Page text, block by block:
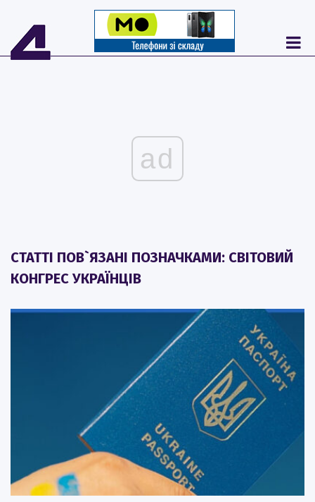
ad
СТАТТІ ПОВ`ЯЗАНІ ПОЗНАЧКАМИ: СВІТОВИЙ
КОНГРЕС УКРАЇНЦІВ